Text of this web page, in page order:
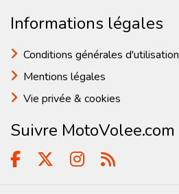
Informations légales
Conditions générales d'utilisation
Mentions légales
Vie privée & cookies
Suivre MotoVolee.com